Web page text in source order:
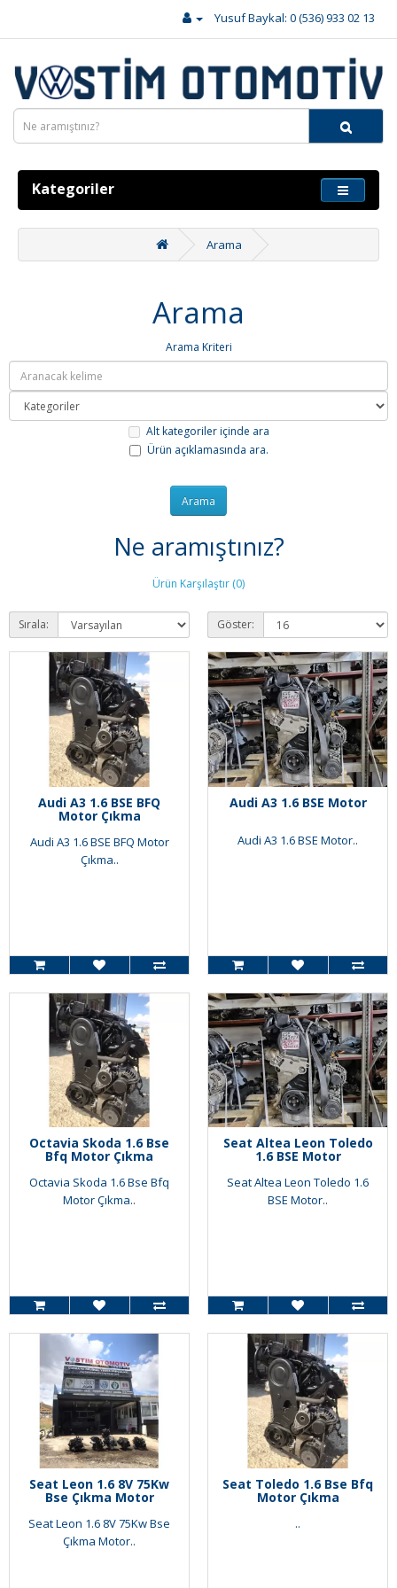
Yusuf Baykal: 0 (536) 933 02 13
Kategoriler
Arama
Arama
Arama Kriteri
Alt kategoriler içinde ara
Ürün açıklamasında ara.
Ne aramıştınız?
Ürün Karşılaştır (0)
Sırala: Göster:
Audi A3 1.6 BSE BFQ
Motor Çıkma
Audi A3 1.6 BSE BFQ Motor
Çıkma..
Audi A3 1.6 BSE Motor
Audi A3 1.6 BSE Motor..
Octavia Skoda 1.6 Bse
Bfq Motor Çıkma
Octavia Skoda 1.6 Bse Bfq
Motor Çıkma..
Seat Altea Leon Toledo
1.6 BSE Motor
Seat Altea Leon Toledo 1.6
BSE Motor..
Seat Leon 1.6 8V 75Kw
Bse Çıkma Motor
Seat Leon 1.6 8V 75Kw Bse
Çıkma Motor..
Seat Toledo 1.6 Bse Bfq
Motor Çıkma
..